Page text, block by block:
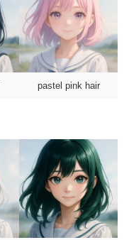
pastel pink hair